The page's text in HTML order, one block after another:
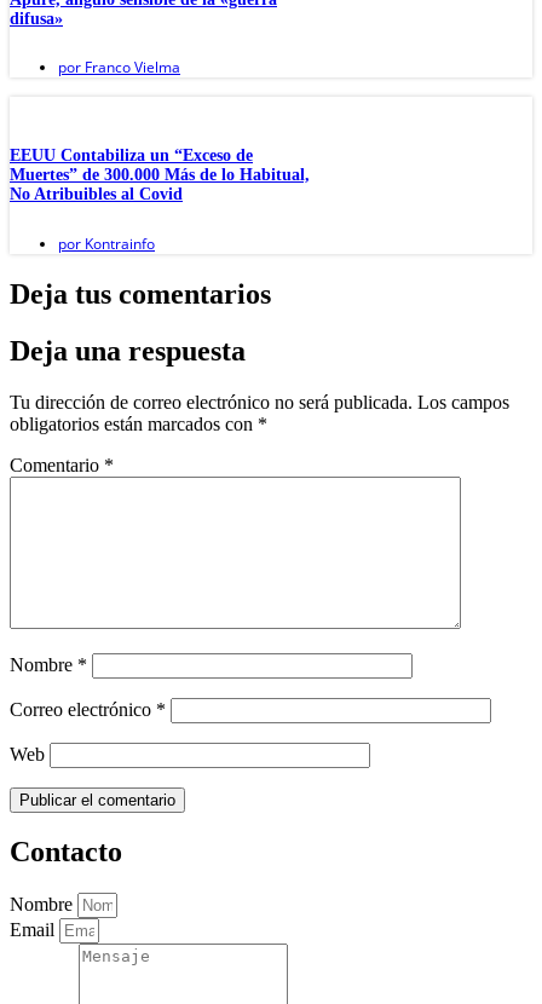
difusa»
por Franco Vielma
EEUU Contabiliza un “Exceso de
Muertes” de 300.000 Más de lo Habitual,
No Atribuibles al Covid
por Kontrainfo
Deja tus comentarios
Deja una respuesta
Tu dirección de correo electrónico no será publicada. Los campos
obligatorios están marcados con *
Comentario *
Nombre *
Correo electrónico *
Web
Contacto
Nombre
Email